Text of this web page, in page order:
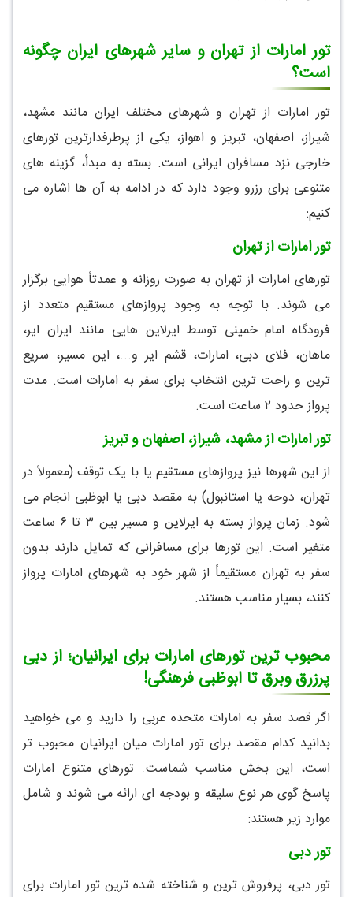
تور امارات از تهران و سایر شهرهای ایران چگونه
است؟
تور امارات از تهران و شهرهای مختلف ایران مانند مشهد،
شیراز، اصفهان، تبریز و اهواز، یکی از پرطرفدارترین تورهای
خارجی نزد مسافران ایرانی است. بسته به مبدأ، گزینه های
متنوعی برای رزرو وجود دارد که در ادامه به آن ها اشاره می
کنیم:
تور امارات از تهران
تورهای امارات از تهران به صورت روزانه و عمدتاً هوایی برگزار
می شوند. با توجه به وجود پروازهای مستقیم متعدد از
فرودگاه امام خمینی توسط ایرلاین هایی مانند ایران ایر،
ماهان، فلای دبی، امارات، قشم ایر و...، این مسیر، سریع
ترین و راحت ترین انتخاب برای سفر به امارات است. مدت
پرواز حدود ۲ ساعت است.
تور امارات از مشهد، شیراز، اصفهان و تبریز
از این شهرها نیز پروازهای مستقیم یا با یک توقف (معمولاً در
تهران، دوحه یا استانبول) به مقصد دبی یا ابوظبی انجام می
شود. زمان پرواز بسته به ایرلاین و مسیر بین ۳ تا ۶ ساعت
متغیر است. این تورها برای مسافرانی که تمایل دارند بدون
سفر به تهران مستقیماً از شهر خود به شهرهای امارات پرواز
کنند، بسیار مناسب هستند.
محبوب ترین تورهای امارات برای ایرانیان؛ از دبی
پرزرق وبرق تا ابوظبی فرهنگی!
اگر قصد سفر به امارات متحده عربی را دارید و می خواهید
بدانید کدام مقصد برای تور امارات میان ایرانیان محبوب تر
است، این بخش مناسب شماست. تورهای متنوع امارات
پاسخ گوی هر نوع سلیقه و بودجه ای ارائه می شوند و شامل
موارد زیر هستند:
تور دبی
تور دبی، پرفروش ترین و شناخته شده ترین تور امارات برای